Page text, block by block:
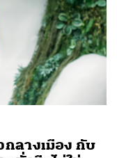
กลางเมือง กับ
EMAIL